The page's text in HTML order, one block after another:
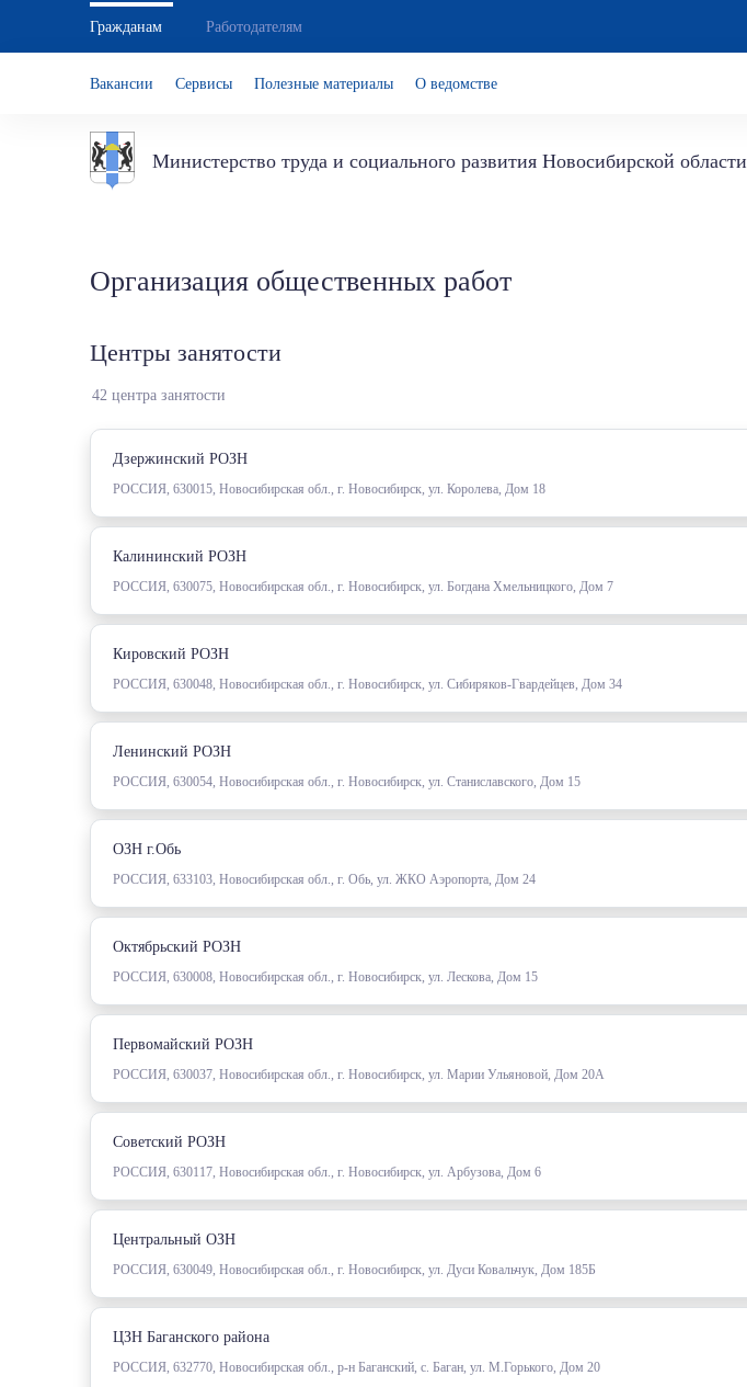
Гражданам Работодателям
Вакансии Сервисы Полезные материалы О ведомстве
Министерство труда и социального развития Новосибирской области
Организация общественных работ
Центры занятости
42 центра занятости
Дзержинский РОЗН
РОССИЯ, 630015, Новосибирская обл., г. Новосибирск, ул. Королева, Дом 18
Калининский РОЗН
РОССИЯ, 630075, Новосибирская обл., г. Новосибирск, ул. Богдана Хмельницкого, Дом 7
Кировский РОЗН
РОССИЯ, 630048, Новосибирская обл., г. Новосибирск, ул. Сибиряков-Гвардейцев, Дом 34
Ленинский РОЗН
РОССИЯ, 630054, Новосибирская обл., г. Новосибирск, ул. Станиславского, Дом 15
ОЗН г.Обь
РОССИЯ, 633103, Новосибирская обл., г. Обь, ул. ЖКО Аэропорта, Дом 24
Октябрьский РОЗН
РОССИЯ, 630008, Новосибирская обл., г. Новосибирск, ул. Лескова, Дом 15
Первомайский РОЗН
РОССИЯ, 630037, Новосибирская обл., г. Новосибирск, ул. Марии Ульяновой, Дом 20А
Советский РОЗН
РОССИЯ, 630117, Новосибирская обл., г. Новосибирск, ул. Арбузова, Дом 6
Центральный ОЗН
РОССИЯ, 630049, Новосибирская обл., г. Новосибирск, ул. Дуси Ковальчук, Дом 185Б
ЦЗН Баганского района
РОССИЯ, 632770, Новосибирская обл., р-н Баганский, с. Баган, ул. М.Горького, Дом 20